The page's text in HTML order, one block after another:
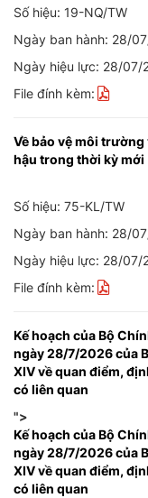
Số hiệu: 19-NQ/TW
Ngày ban hành: 28/
Ngày hiệu lực: 28/07/
File đính kèm:
Về bảo vệ môi
hậu trong thời kỳ mới
Số hiệu: 75-KL/TW
Ngày ban hành: 28/
Ngày hiệu lực: 28/07/
File đính kèm:
Kế hoạch của Bộ
ngày 28/7/2026 của
XIV về quan điểm,
có liên quan
">
Kế hoạch của Bộ
ngày 28/7/2026 của
XIV về quan điểm,
có liên quan